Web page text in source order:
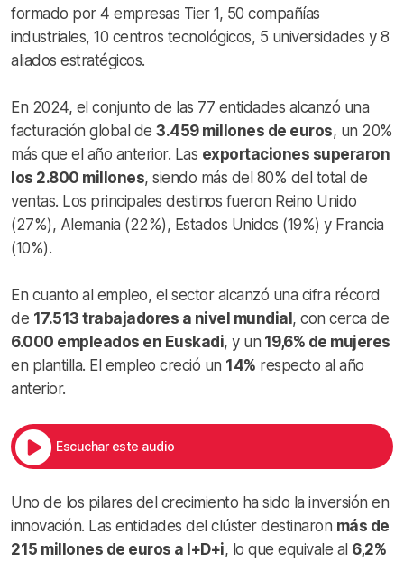
formado por 4 empresas Tier 1, 50 compañías
industriales, 10 centros tecnológicos, 5 universidades y 8
aliados estratégicos.
En 2024, el conjunto de las 77 entidades alcanzó una
facturación global de 3.459 millones de euros, un 20%
más que el año anterior. Las exportaciones superaron
los 2.800 millones, siendo más del 80% del total de
ventas. Los principales destinos fueron Reino Unido
(27%), Alemania (22%), Estados Unidos (19%) y Francia
(10%).
En cuanto al empleo, el sector alcanzó una cifra récord
de 17.513 trabajadores a nivel mundial, con cerca de
6.000 empleados en Euskadi, y un 19,6% de mujeres
en plantilla. El empleo creció un 14% respecto al año
anterior.
Escuchar este audio
Uno de los pilares del crecimiento ha sido la inversión en
innovación. Las entidades del clúster destinaron más de
215 millones de euros a I+D+i, lo que equivale al 6,2%